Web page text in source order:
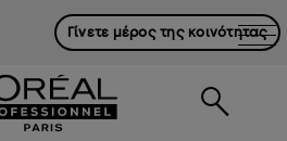
Γίνετε μέρος της κοινότητας